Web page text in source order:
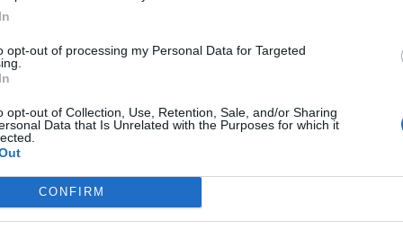
opt-out of processing my Personal Data for Targeted
opt-out of Collection, Use, Retention, Sale, and/or Sharing
Data that Is Unrelated with the Purposes for which it
CONFIRM